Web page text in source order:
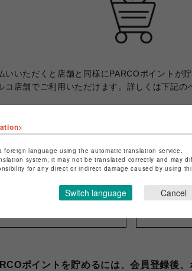
いいただくと店舗と同様にPARCOポイントが
コ店舗でご利用いただけます。詳しくは下記の
カード 大丸松坂屋カード 楽天カード
ポイントを貯めるには、会員登録後、
language using the automatic translation service.
system, it may not be translated correctly and may
for any direct or indirect damage caused by using
Switch language Cancel